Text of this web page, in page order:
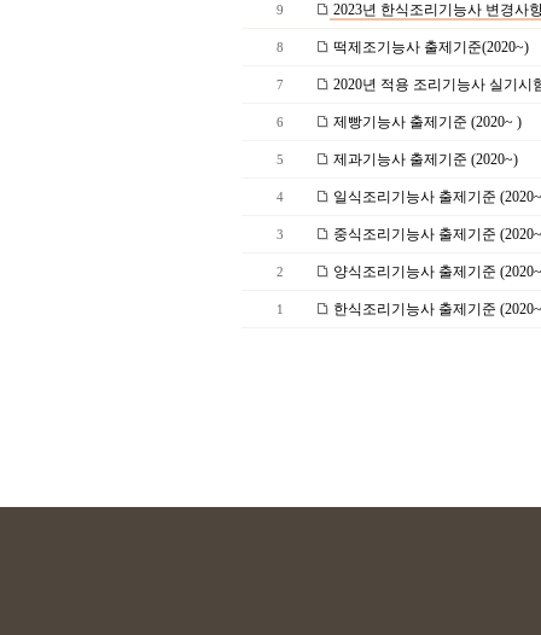
9 2023년 한식조리기능사 변경사
8 떡제조기능사 출제기준(2020~)
7 2020년 적용 조리기능사 실기시
6 제빵기능사 출제기준 (2020~ )
5 제과기능사 출제기준 (2020~)
4 일식조리기능사 출제기준
3 중식조리기능사 출제기준
2 양식조리기능사 출제기준
1 한식조리기능사 출제기준